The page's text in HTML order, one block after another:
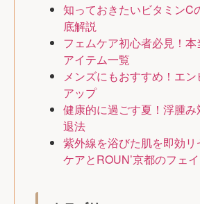
知っておきたいビタミンC
底解説
フェムケア初心者必見！
アイテム一覧
メンズにもおすすめ！エ
アップ
健康的に過ごす夏！浮腫
退法
紫外線を浴びた肌を即効
ケアとROUN’京都のフェ